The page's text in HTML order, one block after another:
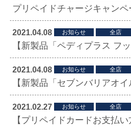
プリペイドチャージキャン
2021.04.08 お知らせ 全店
2021.04.08 お知らせ 全店
2021.02.27 お知らせ 全店